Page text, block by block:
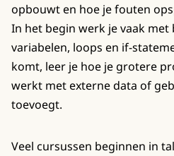
opbouwt en hoe je fouten
In het begin werk je vaak met
variabelen, loops en if-
komt, leer je hoe je grotere
werkt met externe data of
toevoegt.
Veel cursussen beginnen in